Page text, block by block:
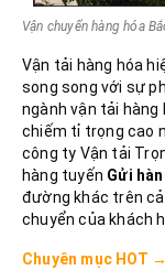
Vận chuyển hàng hóa
Vận tải hàng hóa
song song với sự
ngành vận tải
chiếm tỉ trọng cao
công ty Vận tải
hàng tuyến Gửi
đường khác trên
chuyển của khách
Chuyên mục HOT →